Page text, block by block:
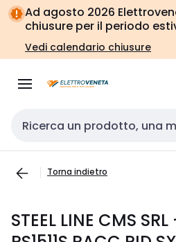
Vai alla
navigazione
Vai
alla
pagina
Ad agosto 2026
chiusure per il periodo
Vedi calendario chiusure
Cerca input
Torna indietro
STEEL LINE CMS